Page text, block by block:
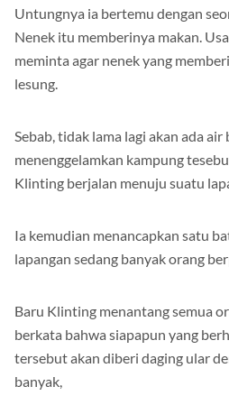
Untungnya ia bertemu dengan
Nenek itu memberinya makan.
meminta agar nenek yang
lesung.
Sebab, tidak lama lagi akan ada air
menenggelamkan kampung
Klinting berjalan menuju suatu
Ia kemudian menancapkan satu
lapangan sedang banyak orang
Baru Klinting menantang semua
berkata bahwa siapapun yang
tersebut akan diberi daging ular
banyak,